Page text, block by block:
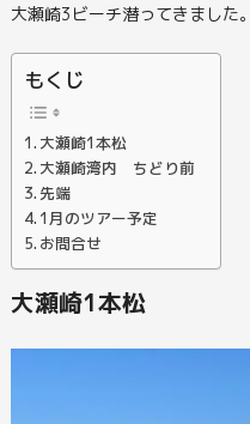
大瀬崎3ビーチ潜ってきました。
もくじ
大瀬崎1本松
大瀬崎湾内 ちどり前
先端
1月のツアー予定
お問合せ
大瀬崎1本松